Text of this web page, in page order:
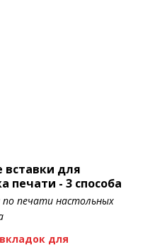
для
печати - 3 способа
печати настольных
для